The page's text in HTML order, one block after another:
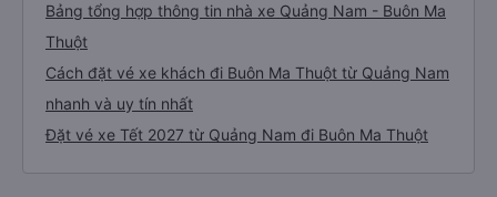
Bảng tổng hợp thông tin nhà xe Quảng Nam - Buôn Ma
Thuột
Cách đặt vé xe khách đi Buôn Ma Thuột từ Quảng Nam
nhanh và uy tín nhất
Đặt vé xe Tết 2027 từ Quảng Nam đi Buôn Ma Thuột